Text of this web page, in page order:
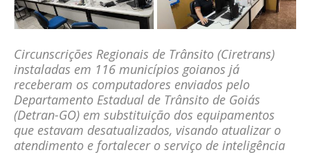
Circunscrições Regionais de Trânsito (Ciretrans)
instaladas em 116 municípios goianos já
receberam os computadores enviados pelo
Departamento Estadual de Trânsito de Goiás
(Detran-GO) em substituição dos equipamentos
que estavam desatualizados, visando atualizar o
atendimento e fortalecer o serviço de inteligência